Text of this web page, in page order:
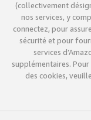
(collectivement
nos services, y
connectez, pour
sécurité et pour
services
supplémentaires.
des cookies,